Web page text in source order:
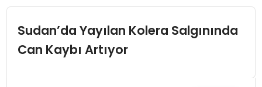
EĞITIM
Sudan’da Yayılan Kolera Salgınında
Can Kaybı Artıyor